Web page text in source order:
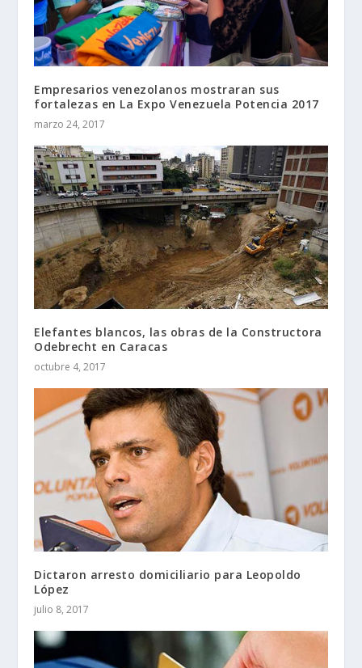
Empresarios venezolanos mostraran sus
fortalezas en La Expo Venezuela Potencia 2017
marzo 24, 2017
Elefantes blancos, las obras de la Constructora
Odebrecht en Caracas
octubre 4, 2017
Dictaron arresto domiciliario para Leopoldo
López
julio 8, 2017